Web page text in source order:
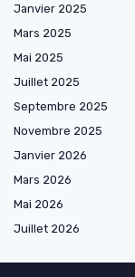
Janvier 2025
Mars 2025
Mai 2025
Juillet 2025
Septembre 2025
Novembre 2025
Janvier 2026
Mars 2026
Mai 2026
Juillet 2026